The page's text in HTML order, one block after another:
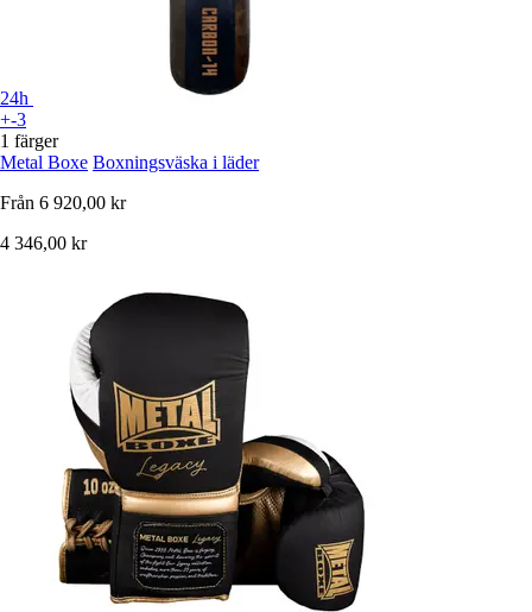
24h
+-3
1 färger
Metal Boxe Boxningsväska i läder
Från 6 920,00 kr
4 346,00 kr